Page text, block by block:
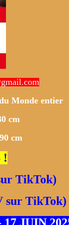
Monde entier
cm
cm
!
TikTok)
sur TikTok)